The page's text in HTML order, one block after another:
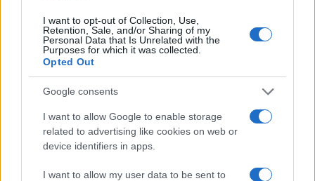
I want to opt-out of Collection, Use,
Retention, Sale, and/or Sharing of my
Personal Data that Is Unrelated with the
Purposes for which it was collected.
Opted Out
Google consents
I want to allow Google to enable storage
related to advertising like cookies on web or
device identifiers in apps.
I want to allow my user data to be sent to
Sferisterio Live + 2026: Il Cartellone Completo dei
Concerti a Macerata